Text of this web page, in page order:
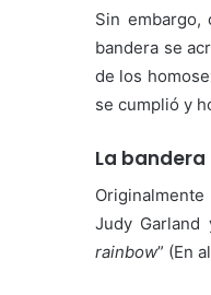
Sin
bandera se
de los
se cumplió y
La
Judy
rainbow” (En